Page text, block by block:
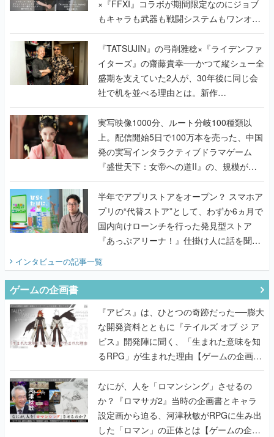
×『FFXI』コラボが期間限定なのにジョブ
もキャラも武器も戦闘システムもワンオフ
で作り込まれた理由を両ディレクターに聞
く
『TATSUJIN』の弓削雅稔×『ライデンファ
イターズ』の齋藤貴幸──かつて縦シュー全
盛期を支えていた2人が、30年後に同じ会
社で机を並べる理由とは。新作
『TATSUJIN EXTREME』で初タッグを組
んだレジェンド2人に訊く開発秘話
実写映像1000分、ルート分岐100種類以
上。配信開始5日で100万本を売った、中国
発の実写インタラクティブドラマゲーム
『盛世天下：女帝への道II』の、規模が違
うこだわりをプロデューサーに聞いた
半年でアプリストアをオープン？ スマホア
プリの“代替ストア”として、わずか6ヵ月で
国内向けローンチを行った発見型ストア
『あっぷアリーナ！』仕掛け人に話を聞い
てみた
インタビューの記事一覧
ゲームの企画書
『アビス』は、ひとつの奇跡だった──膨大
な開発資料とともに『テイルズ オブ ジ ア
ビス』開発陣に聞く、「生まれた意味を知
るRPG」が生まれた理由【ゲームの企画
書】
なにが、人を「ロマンシング」させるの
か？『ロマサガ2』当時の企画書とキャラ
設定画から迫る、河津秋敏がRPGに生み出
した「ロマン」の正体とは【ゲームの企画